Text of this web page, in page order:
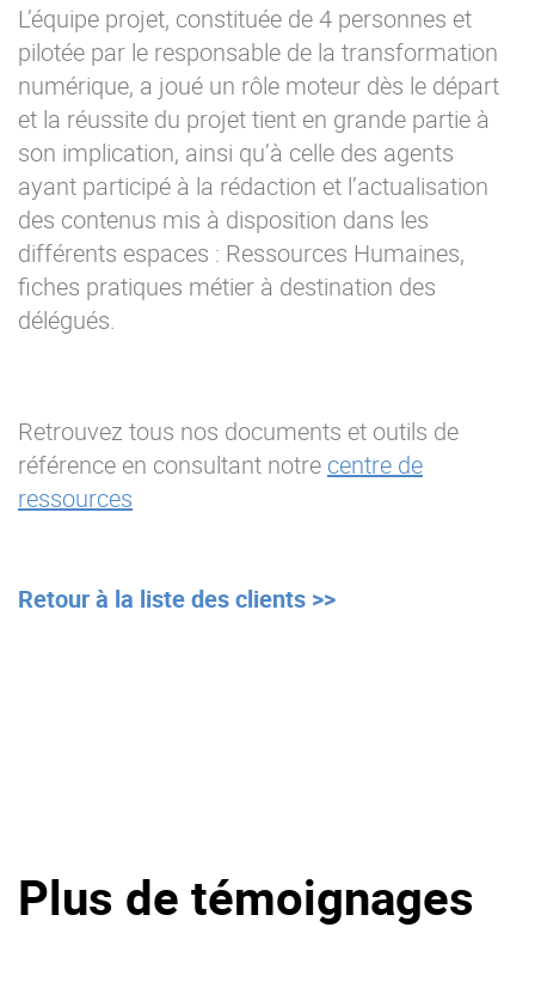
L’équipe projet, constituée de 4 personnes et
pilotée par le responsable de la transformation
numérique, a joué un rôle moteur dès le départ
et la réussite du projet tient en grande partie à
son implication, ainsi qu’à celle des agents
ayant participé à la rédaction et l’actualisation
des contenus mis à disposition dans les
différents espaces : Ressources Humaines,
fiches pratiques métier à destination des
délégués.
Retrouvez tous nos documents et outils de
référence en consultant notre centre de
ressources
Retour à la liste des clients >>
Plus de témoignages